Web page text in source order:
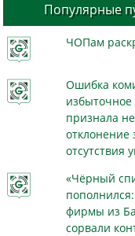
Популярные
ЧОПам
Ошибка
признала
отклонение
отсутствия
«Чёрный
фирмы из
сорвали